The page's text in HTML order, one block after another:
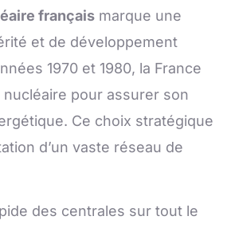
français marque une
et de développement
1970 et 1980, la France
nucléaire pour assurer son
Ce choix stratégique
d’un vaste réseau de
des centrales sur tout le